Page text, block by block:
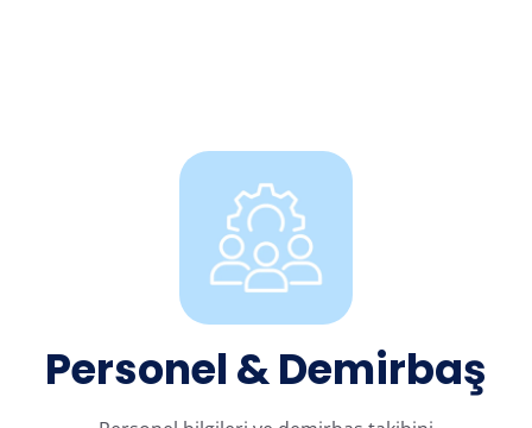
Personel & Demirbaş